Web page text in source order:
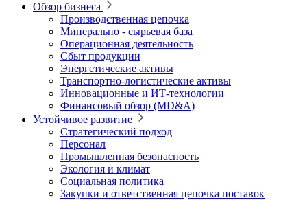
Обзор бизнеса
Производственная цепочка
Минерально ‑ сырьевая база
Операционная деятельность
Сбыт продукции
Энергетические активы
Транспортно-логистические активы
Инновационные и ИТ‑технологии
Финансовый обзор (MD&A)
Устойчивое развитие
Стратегический подход
Персонал
Промышленная безопасность
Экология и климат
Социальная политика
Закупки и ответственная цепочка поставок